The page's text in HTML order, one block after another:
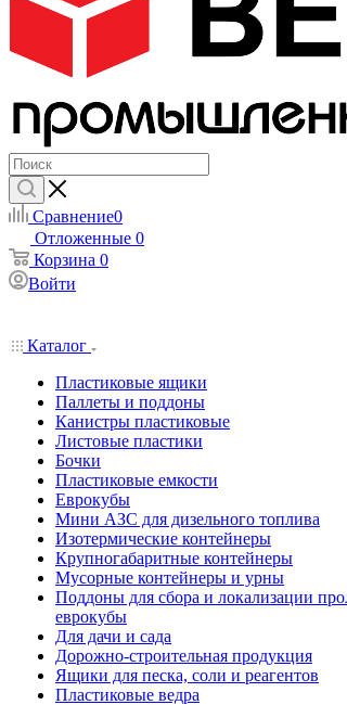
Сравнение0
Отложенные 0
Корзина 0
Войти
Каталог
Пластиковые ящики
Паллеты и поддоны
Канистры пластиковые
Листовые пластики
Бочки
Пластиковые емкости
Еврокубы
Мини АЗС для дизельного топлива
Изотермические контейнеры
Крупногабаритные контейнеры
Мусорные контейнеры и урны
Поддоны для сбора и локализации
еврокубы
Для дачи и сада
Дорожно-строительная продукция
Ящики для песка, соли и реагентов
Пластиковые ведра